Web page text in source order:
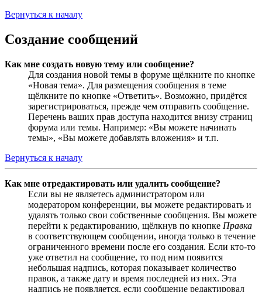
Вернуться к началу
Создание сообщений
Как мне создать новую тему или сообщение?
Для создания новой темы в форуме щёлкните по кнопке
«Новая тема». Для размещения сообщения в теме
щёлкните по кнопке «Ответить». Возможно, придётся
зарегистрироваться, прежде чем отправить сообщение.
Перечень ваших прав доступа находится внизу страниц
форума или темы. Например: «Вы можете начинать
темы», «Вы можете добавлять вложения» и т.п.
Вернуться к началу
Как мне отредактировать или удалить сообщение?
Если вы не являетесь администратором или
модератором конференции, вы можете редактировать и
удалять только свои собственные сообщения. Вы можете
перейти к редактированию, щёлкнув по кнопке Правка
в соответствующем сообщении, иногда только в течение
ограниченного времени после его создания. Если кто-то
уже ответил на сообщение, то под ним появится
небольшая надпись, которая показывает количество
правок, а также дату и время последней из них. Эта
надпись не появляется, если сообщение редактировал